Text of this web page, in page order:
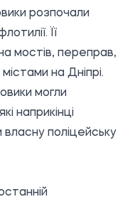
розпочали
Її
мостів, переправ,
на Дніпрі.
могли
наприкінці
поліцейську